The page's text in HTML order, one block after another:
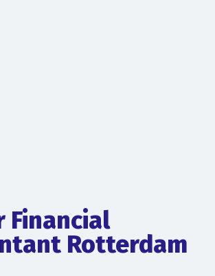
Financial
Rotterdam